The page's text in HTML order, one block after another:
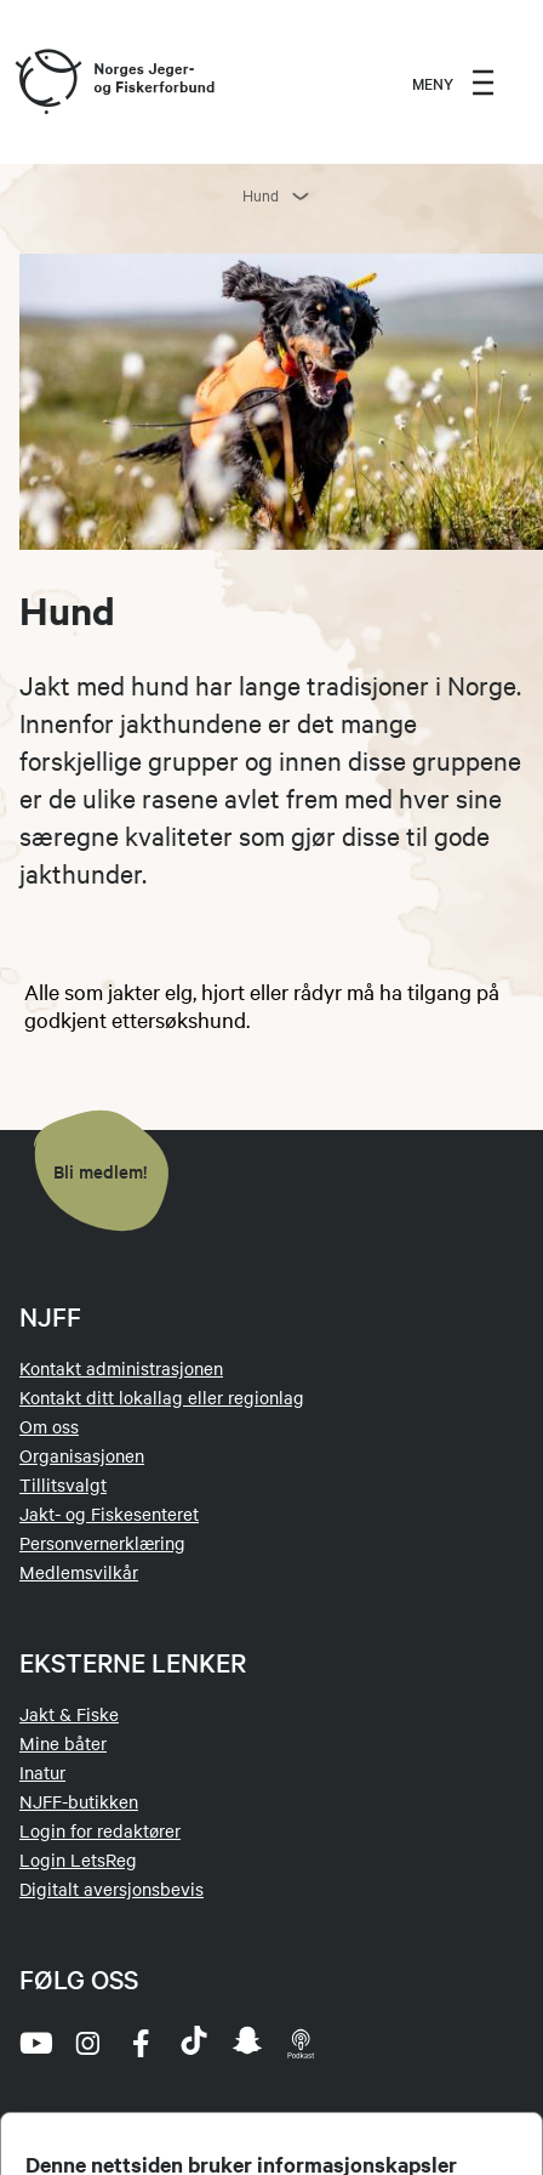
Denne nettsiden bruker informasjonskapsler
MENY
Hund
Hund
Jakt med hund har lange tradisjoner i Norge.
Innenfor jakthundene er det mange
forskjellige grupper og innen disse gruppene
er de ulike rasene avlet frem med hver sine
særegne kvaliteter som gjør disse til gode
jakthunder.
Alle som jakter elg, hjort eller rådyr må ha tilgang på
godkjent ettersøkshund.
Bli medlem!
NJFF
Kontakt administrasjonen
Kontakt ditt lokallag eller regionlag
Om oss
Organisasjonen
Tillitsvalgt
Jakt- og Fiskesenteret
Personvernerklæring
Medlemsvilkår
EKSTERNE LENKER
Jakt & Fiske
Mine båter
Inatur
NJFF-butikken
Login for redaktører
Login LetsReg
Digitalt aversjonsbevis
FØLG OSS